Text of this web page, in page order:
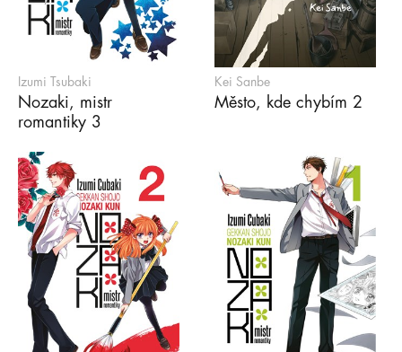
Izumi Tsubaki
Nozaki, mistr
romantiky 3
Kei Sanbe
Město, kde chybím 2